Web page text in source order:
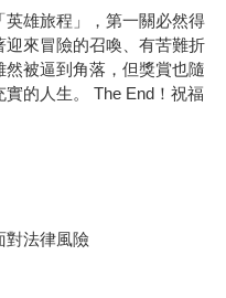
雄旅程」，第一關必然得
來冒險的召喚、有苦難折
被逼到角落，但獎賞也隨
的人生。 The End！祝福
對法律風險